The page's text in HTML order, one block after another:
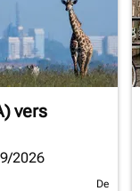
vers
2026
De